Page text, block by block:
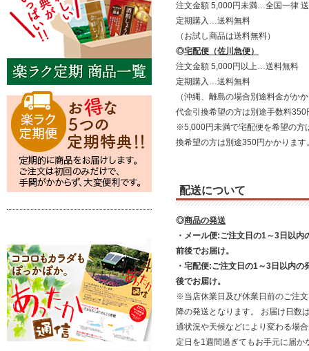
注文金額 5,000円未満…全国一律
定期購入…送料無料
（お試し商品は送料無料）
◎宅配便（佐川急便）
注文金額 5,000円以上…送料無料
定期購入…送料無料
（沖縄、離島の場合別途料金がか
代金引換希望の方は別途手数料
※5,000円未満で宅配便を希望の方
換希望の方は別途350円かかります
配送について
◎商品の発送
・メール便:ご注文日の1～3日以内
前後でお届け。
・宅配便:ご注文日の1～3日以内の
後でお届け。
※当店休業日及び休業日前のご注
降の発送となります。 お届け日数
通状況や天候などにより変わる場
定日を1週間過ぎてもお手元に届か